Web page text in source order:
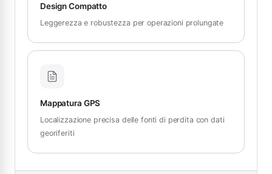
Design Compatto
Leggerezza e robustezza per operazioni prolungate
Mappatura GPS
Localizzazione precisa delle fonti di perdita con dati
georiferiti